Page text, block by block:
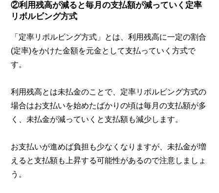
②利用残高が減ると毎月の支払額が減っていく定率
リボルビング方式
「定率リボルビング方式」とは、利用残高に一定の割合
(定率)をかけた金額を元金として支払っていく方式で
す。
利用残高とは未払金のことで、定率リボルビング方式の
場合はお支払いを始めたばかりの頃は毎月の支払額が多
く、未払金が減っていくと支払額も減少します。
お支払いが進めば負担も少なくなりますが、未払金が増
えると支払額も上昇する可能性があるので注意しましょ
う。